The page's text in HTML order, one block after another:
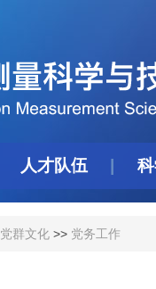
人才队伍
党群文化 >> 党务工作